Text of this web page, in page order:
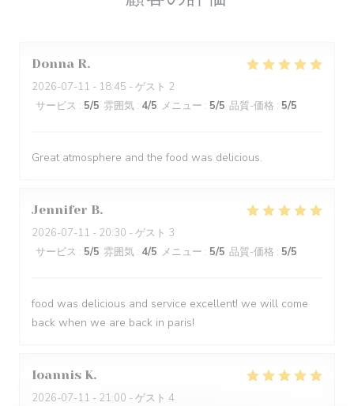
Donna R
2026-07-11 - 18:45 - ゲスト 2
サービス : 5/5 雰囲気 : 4/5 メニュー : 5/5 品質-価格 : 5/5
Great atmosphere and the food was delicious.
Jennifer B
2026-07-11 - 20:30 - ゲスト 3
サービス : 5/5 雰囲気 : 4/5 メニュー : 5/5 品質-価格 : 5/5
food was delicious and service excellent! we will come
back when we are back in paris!
Ioannis K
2026-07-11 - 21:00 - ゲスト 4